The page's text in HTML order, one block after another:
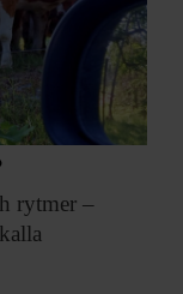
rytmer –